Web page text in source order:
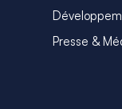
Presse &